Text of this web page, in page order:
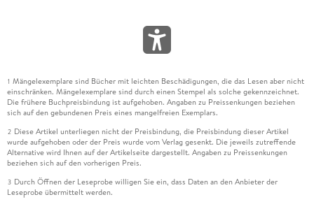
1 Mängelexemplare sind Bücher mit leichten Beschädigungen, die das Lesen aber nicht
einschränken. Mängelexemplare sind durch einen Stempel als solche gekennzeichnet.
Die frühere Buchpreisbindung ist aufgehoben. Angaben zu Preissenkungen beziehen
sich auf den gebundenen Preis eines mangelfreien Exemplars.
2 Diese Artikel unterliegen nicht der Preisbindung, die Preisbindung dieser Artikel
wurde aufgehoben oder der Preis wurde vom Verlag gesenkt. Die jeweils zutreffende
Alternative wird Ihnen auf der Artikelseite dargestellt. Angaben zu Preissenkungen
beziehen sich auf den vorherigen Preis.
3 Durch Öffnen der Leseprobe willigen Sie ein, dass Daten an den Anbieter der
Leseprobe übermittelt werden.